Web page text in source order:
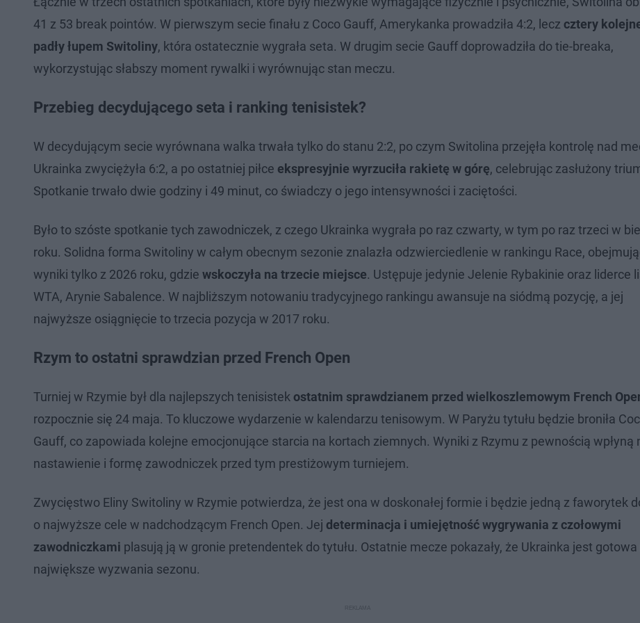
41 z 53 break pointów. W pierwszym secie finału z Coco Gauff, Amerykanka prowadziła 4:2, lecz cztery
padły łupem Switoliny, która ostatecznie wygrała seta. W drugim secie Gauff doprowadziła do tie-breaka,
wykorzystując słabszy moment rywalki i wyrównując stan meczu.
Przebieg decydującego seta i ranking tenisistek?
W decydującym secie wyrównana walka trwała tylko do stanu 2:2, po czym Switolina przejęła kontrolę nad
Ukrainka zwyciężyła 6:2, a po ostatniej piłce ekspresyjnie wyrzuciła rakietę w górę, celebrując zasłużony
Spotkanie trwało dwie godziny i 49 minut, co świadczy o jego intensywności i zaciętości.
Było to szóste spotkanie tych zawodniczek, z czego Ukrainka wygrała po raz czwarty, w tym po raz trzeci w
roku. Solidna forma Switoliny w całym obecnym sezonie znalazła odzwierciedlenie w rankingu Race,
wyniki tylko z 2026 roku, gdzie wskoczyła na trzecie miejsce. Ustępuje jedynie Jelenie Rybakinie oraz liderce
WTA, Arynie Sabalence. W najbliższym notowaniu tradycyjnego rankingu awansuje na siódmą pozycję, a jej
najwyższe osiągnięcie to trzecia pozycja w 2017 roku.
Rzym to ostatni sprawdzian przed French Open
Turniej w Rzymie był dla najlepszych tenisistek ostatnim sprawdzianem przed wielkoszlemowym French
rozpocznie się 24 maja. To kluczowe wydarzenie w kalendarzu tenisowym. W Paryżu tytułu będzie broniła
Gauff, co zapowiada kolejne emocjonujące starcia na kortach ziemnych. Wyniki z Rzymu z pewnością wpłyną
nastawienie i formę zawodniczek przed tym prestiżowym turniejem.
Zwycięstwo Eliny Switoliny w Rzymie potwierdza, że jest ona w doskonałej formie i będzie jedną z faworytek
o najwyższe cele w nadchodzącym French Open. Jej determinacja i umiejętność wygrywania z czołowymi
zawodniczkami plasują ją w gronie pretendentek do tytułu. Ostatnie mecze pokazały, że Ukrainka jest gotowa
największe wyzwania sezonu.